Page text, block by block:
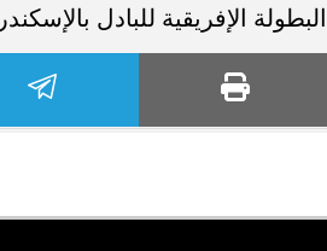
البطولة الإفريقية للبادل